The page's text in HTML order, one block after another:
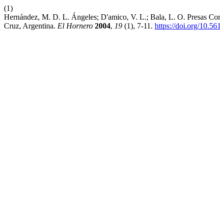
(1)
Hernández, M. D. L. Ángeles; D'amico, V. L.; Bala, L. O. Presas
Cruz, Argentina. El Hornero 2004, 19 (1), 7-11. https://doi.org/